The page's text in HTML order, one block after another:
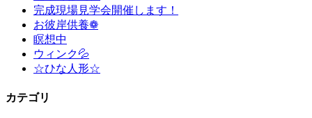
完成現場見学会開催します！
お彼岸供養❁
瞑想中
ウィンク💦
☆ひな人形☆
カテゴリ